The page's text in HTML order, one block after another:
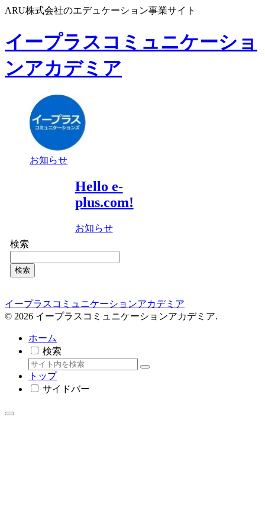
ARU株式会社のエデュケーション事業サイト
イープラスコミュニケーショ
ンアカデミア
お知らせ
Hello e-
plus.com!
お知らせ
検索
検索
イープラスコミュニケーションアカデミア
© 2026 イープラスコミュニケーションアカデミア.
ホーム
検索
トップ
サイドバー